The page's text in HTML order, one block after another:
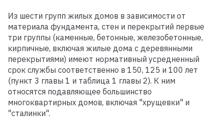
Из шести групп жилых домов в зависимости от
материала фундамента, стен и перекрытий первые
три группы (каменные, бетонные, железобетонные,
кирпичные, включая жилые дома с деревянными
перекрытиями) имеют нормативный усредненный
срок службы соответственно в 150, 125 и 100 лет
(пункт 3 главы 1 и таблица 1 главы 2). К ним
относятся подавляющее большинство
многоквартирных домов, включая "хрущевки" и
"сталинки".